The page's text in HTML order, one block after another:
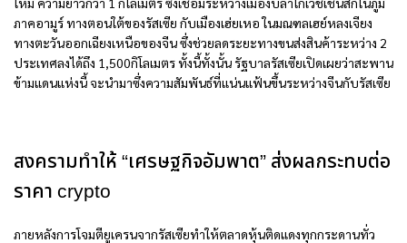
ภาคอามูร์ ทางตอนใต้ของรัสเซีย กับเมืองเฮ่ยเหอ ในมณฑลเฮย์หลงเจียง
ทางตะวันออกเฉียงเหนือของจีน ซึ่งช่วยลดระยะทางขนส่งสินค้าระหว่าง 2
ประเทศลงได้ถึง 1,500กิโลเมตร ทั้งนี้ทั้งนั้น รัฐบาลรัสเซียเปิดเผยว่าสะพาน
ข้ามแดนแห่งนี้ จะนำมาซึ่งความสัมพันธ์ที่แน่นแฟ้นขึ้นระหว่างจีนกับรัสเซีย
สงครามทำให้ “เศรษฐกิจอัมพาต” ส่งผลกระทบต่อ
ราคา crypto
ภายหลังการโจมตียูเครนจากรัสเซียทำให้ตลาดหุ้นติดแดงทุกกระดานทั่ว